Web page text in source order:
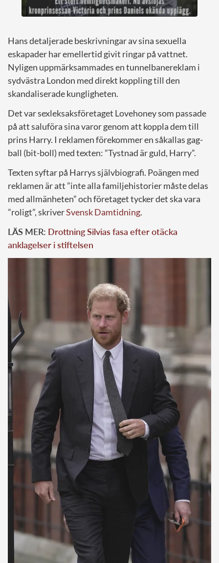
Hans detaljerade beskrivningar av sina sexuella
eskapader har emellertid givit ringar på vattnet.
Nyligen uppmärksammades en tunnelbanereklam i
sydvästra London med direkt koppling till den
skandaliserade kungligheten.
Det var sexleksaksföretaget Lovehoney som passade
på att saluföra sina varor genom att koppla dem till
prins Harry. I reklamen förekommer en såkallas gag-
ball (bit-boll) med texten: ”Tystnad är guld, Harry”.
Texten syftar på Harrys självbiografi. Poängen med
reklamen är att ”inte alla familjehistorier måste delas
med allmänheten” och företaget tycker det ska vara
”roligt”, skriverSvensk Damtidning.
LÄS MER: Drottning Silvias fasa efter otäcka
anklagelser i stiftelsen